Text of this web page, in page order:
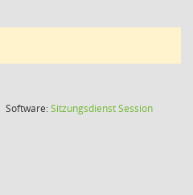
Software:SitzungsdienstSession(Wird in